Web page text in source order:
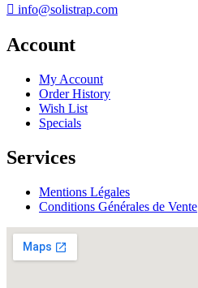
info@solistrap.com
Account
My Account
Order History
Wish List
Specials
Services
Mentions Légales
Conditions Générales de Vente